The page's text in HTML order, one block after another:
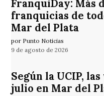
FranquiDay: Más
franquicias de
Mar del Plata
por Punto Noticias
9 de agosto de 2026
Según la UCIP,
julio en Mar del